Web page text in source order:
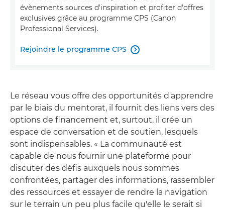
évènements sources d'inspiration et profiter d'offres
exclusives grâce au programme CPS (Canon
Professional Services).
Rejoindre le programme CPS 
Le réseau vous offre des opportunités d'apprendre
par le biais du mentorat, il fournit des liens vers des
options de financement et, surtout, il crée un
espace de conversation et de soutien, lesquels
sont indispensables. « La communauté est
capable de nous fournir une plateforme pour
discuter des défis auxquels nous sommes
confrontées, partager des informations, rassembler
des ressources et essayer de rendre la navigation
sur le terrain un peu plus facile qu'elle le serait si